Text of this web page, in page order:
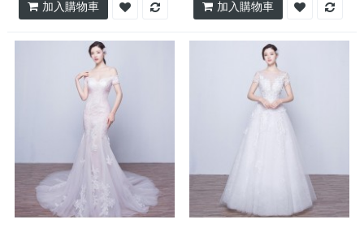
加入購物車 加入購物車